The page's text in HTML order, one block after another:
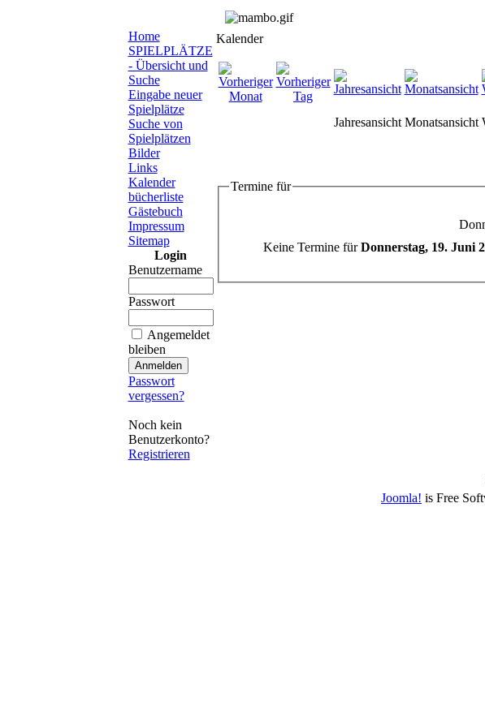
Home
SPIELPLÄTZE
- Übersicht und
Suche
Eingabe neuer
Spielplätze
Suche von
Spielplätzen
Bilder
Links
Kalender
bücherliste
Gästebuch
Impressum
Sitemap
Login
Benutzername
Passwort
Angemeldet
bleiben
Passwort
vergessen?
Noch kein
Benutzerkonto?
Registrieren
Kalender
Jahresansicht Monatsansicht
Termine für
Keine Termine fürDonnerstag, 19. Juni
Joomla! is Free